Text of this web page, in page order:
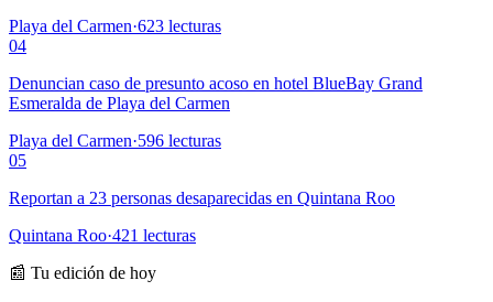
Playa del Carmen·623 lecturas
04
Denuncian caso de presunto acoso en hotel BlueBay Grand
Esmeralda de Playa del Carmen
Playa del Carmen·596 lecturas
05
Reportan a 23 personas desaparecidas en Quintana Roo
Quintana Roo·421 lecturas
📰 Tu edición de hoy